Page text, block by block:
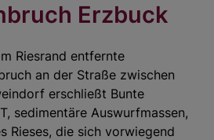
Erzbuck
Riesrand entfernte
an der Straße zwischen
erschließt Bunte
sedimentäre Auswurfmassen,
Rieses, die sich vorwiegend